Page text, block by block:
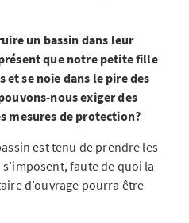
un bassin dans leur
que notre petite fille
et se noie dans le pire des
nous exiger des
mesures de protection?
est tenu de prendre les
faute de quoi la
d’ouvrage pourra être